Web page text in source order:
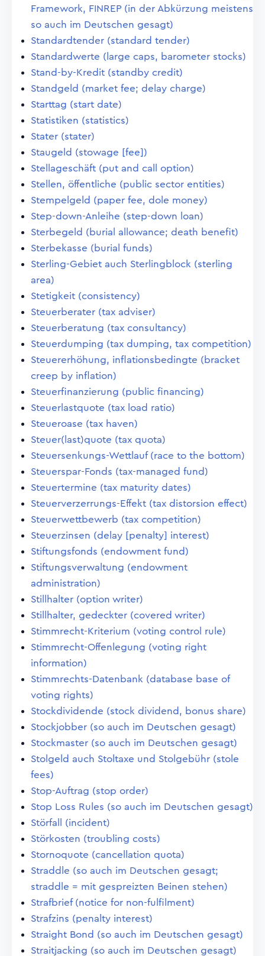
Framework, FINREP (in der Abkürzung meistens
so auch im Deutschen gesagt)
Standardtender (standard tender)
Standardwerte (large caps, barometer stocks)
Stand-by-Kredit (standby credit)
Standgeld (market fee; delay charge)
Starttag (start date)
Statistiken (statistics)
Stater (stater)
Staugeld (stowage [fee])
Stellageschäft (put and call option)
Stellen, öffentliche (public sector entities)
Stempelgeld (paper fee, dole money)
Step-down-Anleihe (step-down loan)
Sterbegeld (burial allowance; death benefit)
Sterbekasse (burial funds)
Sterling-Gebiet auch Sterlingblock (sterling
area)
Stetigkeit (consistency)
Steuerberater (tax adviser)
Steuerberatung (tax consultancy)
Steuerdumping (tax dumping, tax competition)
Steuererhöhung, inflationsbedingte (bracket
creep by inflation)
Steuerfinanzierung (public financing)
Steuerlastquote (tax load ratio)
Steueroase (tax haven)
Steuer(last)quote (tax quota)
Steuersenkungs-Wettlauf (race to the bottom)
Steuerspar-Fonds (tax-managed fund)
Steuertermine (tax maturity dates)
Steuerverzerrungs-Effekt (tax distorsion effect)
Steuerwettbewerb (tax competition)
Steuerzinsen (delay [penalty] interest)
Stiftungsfonds (endowment fund)
Stiftungsverwaltung (endowment
administration)
Stillhalter (option writer)
Stillhalter, gedeckter (covered writer)
Stimmrecht-Kriterium (voting control rule)
Stimmrecht-Offenlegung (voting right
information)
Stimmrechts-Datenbank (database base of
voting rights)
Stockdividende (stock dividend, bonus share)
Stockjobber (so auch im Deutschen gesagt)
Stockmaster (so auch im Deutschen gesagt)
Stolgeld auch Stoltaxe und Stolgebühr (stole
fees)
Stop-Auftrag (stop order)
Stop Loss Rules (so auch im Deutschen gesagt)
Störfall (incident)
Störkosten (troubling costs)
Stornoquote (cancellation quota)
Straddle (so auch im Deutschen gesagt;
straddle = mit gespreizten Beinen stehen)
Strafbrief (notice for non-fulfilment)
Strafzins (penalty interest)
Straight Bond (so auch im Deutschen gesagt)
Straitjacking (so auch im Deutschen gesagt)